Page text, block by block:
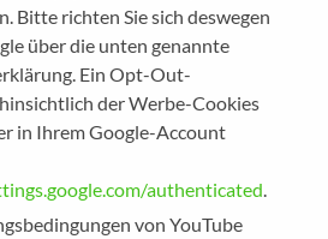
Bitte richten Sie sich deswegen
über die unten genannte
Ein Opt-Out-
der Werbe-Cookies
in Ihrem Google-Account
authenticated
von YouTube